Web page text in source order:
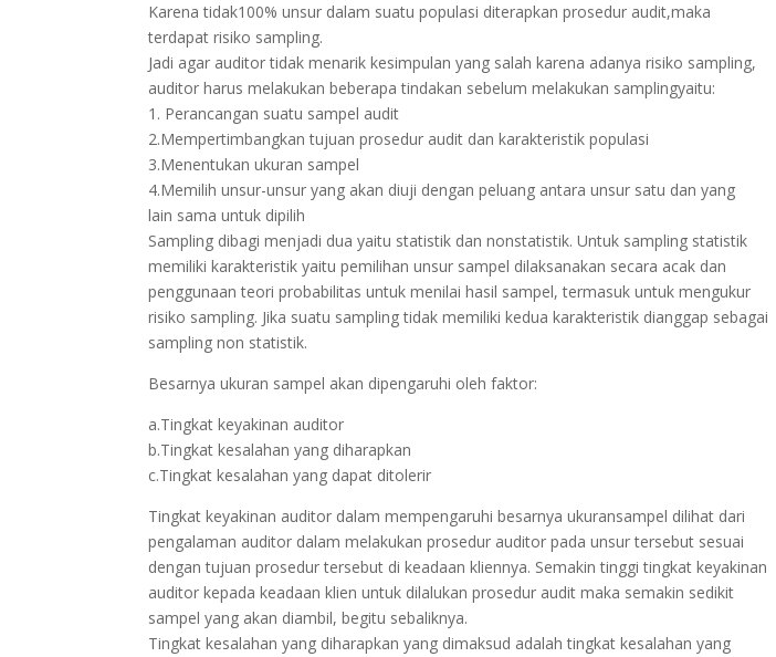
Karena tidak100% unsur dalam suatu populasi diterapkan prosedur audit,maka
terdapat risiko sampling.
Jadi agar auditor tidak menarik kesimpulan yang salah karena adanya risiko sampling,
auditor harus melakukan beberapa tindakan sebelum melakukan samplingyaitu:
1. Perancangan suatu sampel audit
2.Mempertimbangkan tujuan prosedur audit dan karakteristik populasi
3.Menentukan ukuran sampel
4.Memilih unsur-unsur yang akan diuji dengan peluang antara unsur satu dan yang
lain sama untuk dipilih
Sampling dibagi menjadi dua yaitu statistik dan nonstatistik. Untuk sampling statistik
memiliki karakteristik yaitu pemilihan unsur sampel dilaksanakan secara acak dan
penggunaan teori probabilitas untuk menilai hasil sampel, termasuk untuk mengukur
risiko sampling. Jika suatu sampling tidak memiliki kedua karakteristik dianggap sebagai
sampling non statistik.
Besarnya ukuran sampel akan dipengaruhi oleh faktor:
a.Tingkat keyakinan auditor
b.Tingkat kesalahan yang diharapkan
c.Tingkat kesalahan yang dapat ditolerir
Tingkat keyakinan auditor dalam mempengaruhi besarnya ukuransampel dilihat dari
pengalaman auditor dalam melakukan prosedur auditor pada unsur tersebut sesuai
dengan tujuan prosedur tersebut di keadaan kliennya. Semakin tinggi tingkat keyakinan
auditor kepada keadaan klien untuk dilalukan prosedur audit maka semakin sedikit
sampel yang akan diambil, begitu sebaliknya.
Tingkat kesalahan yang diharapkan yang dimaksud adalah tingkat kesalahan yang